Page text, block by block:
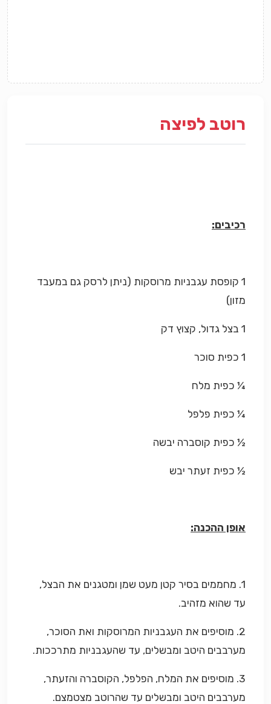
רוטב לפיצה
רכיבים:
1 קופסת עגבניות מרוסקות (ניתן לרסק גם במעבד
מזון)
1 בצל גדול, קצוץ דק
1 כפית סוכר
¼ כפית מלח
¼ כפית פלפל
½ כפית קוסברה יבשה
½ כפית זעתר יבש
אופן ההכנה:
1. מחממים בסיר קטן מעט שמן ומטגנים את הבצל,
עד שהוא מזהיב.
2. מוסיפים את העגבניות המרוסקות ואת הסוכר,
מערבבים היטב ומבשלים, עד שהעגבניות מתרככות.
3. מוסיפים את המלח, הפלפל, הקוסברה והזעתר,
מערבבים היטב ומבשלים עד שהרוטב מצטמצם.